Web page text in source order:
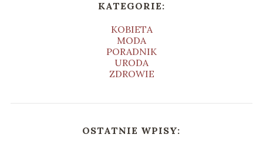
KATEGORIE:
KOBIETA
MODA
PORADNIK
URODA
ZDROWIE
OSTATNIE WPISY: